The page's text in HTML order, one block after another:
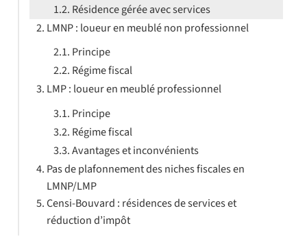
Résidence gérée avec services
LMNP : loueur en meublé non professionnel
Principe
Régime fiscal
LMP : loueur en meublé professionnel
Principe
Régime fiscal
Avantages et inconvénients
Pas de plafonnement des niches fiscales en
LMNP/LMP
Censi-Bouvard : résidences de services et
réduction d’impôt